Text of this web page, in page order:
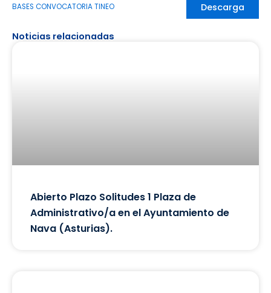
BASES CONVOCATORIA TINEO Descarga
Noticias relacionadas
Abierto Plazo Solitudes 1 Plaza de
Administrativo/a en el Ayuntamiento de
Nava (Asturias).